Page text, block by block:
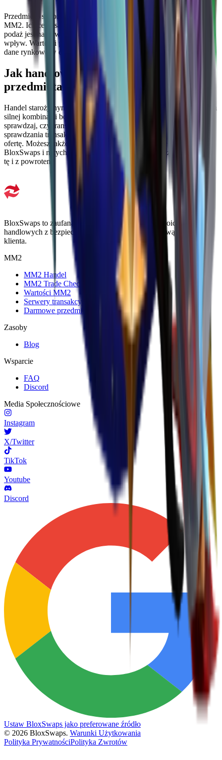
Przedmioty starożytne są jednymi z najwyżej cenionych broni w
MM2. Ich ceny są zwykle bardziej zmienne niż Godlies, ponieważ
podaż jest naprawdę stała, a zmiany popytu mogą mieć większy
wpływ. Wartości podane na tej stronie odzwierciedlają aktualne
dane rynkowe w oparciu o rekordy aktywnego handlu.
Jak handlować starożytnymi
przedmiotami w MM2
Handel starożytnym przedmiotem zazwyczaj wymaga zaoferowania
silnej kombinacji boskich lub chromatycznych broni. Zawsze
sprawdzaj, czy transakcja jest uczciwa, korzystając z narzędzia do
sprawdzania transakcji MM2, zanim zaakceptujesz jakąkolwiek
ofertę. Możesz także przeglądać dostępne starożytne przedmioty na
BloxSwaps i natychmiast sfinalizować transakcję bez negocjacji w
tę i z powrotem.
BloxSwaps to zaufana platforma dla wszystkich Twoich potrzeb
handlowych z bezpiecznymi transakcjami i wyjątkową obsługą
klienta.
MM2
MM2 Handel
MM2 Trade Checker
Wartości MM2
Serwery transakcyjne MM2
Darmowe przedmioty MM2
Zasoby
Blog
Wsparcie
FAQ
Discord
Media Społecznościowe
Instagram
X/Twitter
TikTok
Youtube
Discord
Ustaw BloxSwaps jako preferowane źródło
© 2026 BloxSwaps. Warunki Użytkowania
Polityka PrywatnościPolityka Zwrotów